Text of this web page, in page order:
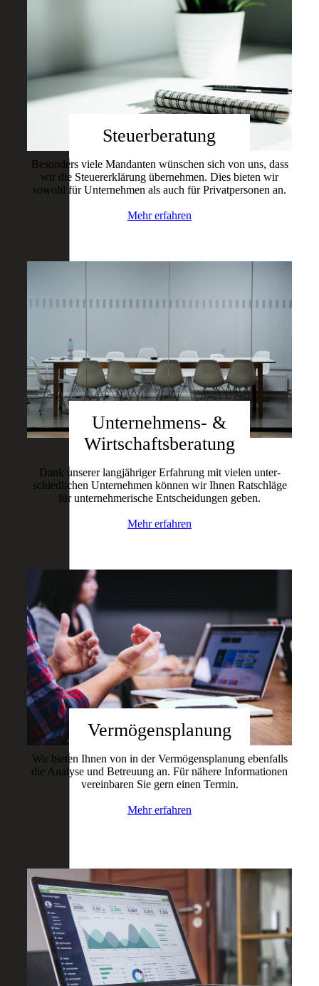
Steuerberatung
Besonders viele Mandanten wünschen sich von uns, dass
wir die Steuererklärung übernehmen. Dies bieten wir
sowohl für Unternehmen als auch für Privatpersonen an.
Mehr erfahren
Unternehmens- &
Wirtschaftsberatung
Dank unserer langjähriger Erfahrung mit vielen unter­
schied­lichen Unternehmen können wir Ihnen Ratschläge
für unter­nehmerische Entscheidungen geben.
Mehr erfahren
Vermögensplanung
Wir bieten Ihnen von in der Vermögensplanung ebenfalls
die Analyse und Betreuung an. Für nähere Informationen
vereinbaren Sie gern einen Termin.
Mehr erfahren